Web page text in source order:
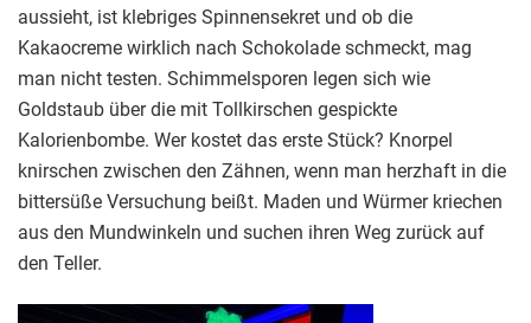
aussieht, ist klebriges Spinnensekret und ob die
Kakaocreme wirklich nach Schokolade schmeckt, mag
man nicht testen. Schimmelsporen legen sich wie
Goldstaub über die mit Tollkirschen gespickte
Kalorienbombe. Wer kostet das erste Stück? Knorpel
knirschen zwischen den Zähnen, wenn man herzhaft in die
bittersüße Versuchung beißt. Maden und Würmer kriechen
aus den Mundwinkeln und suchen ihren Weg zurück auf
den Teller.